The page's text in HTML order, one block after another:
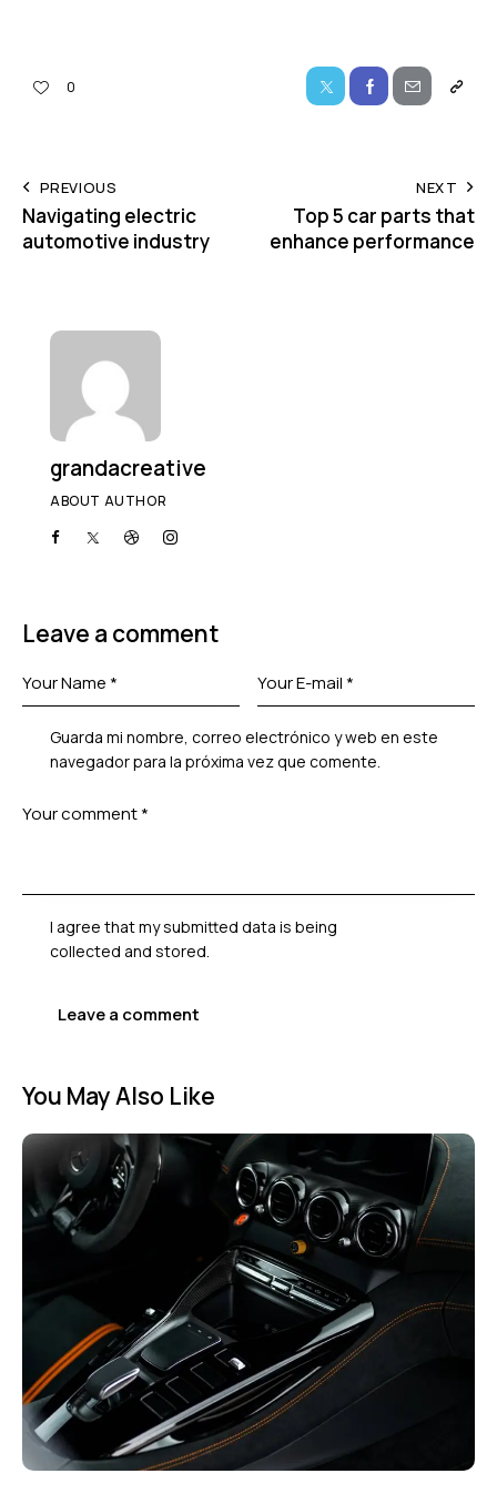
0
PREVIOUS
Navigating electric
automotive industry
NEXT
Top 5 car parts that
enhance performance
grandacreative
ABOUT AUTHOR
Leave a comment
Guarda mi nombre, correo electrónico y web en este
navegador para la próxima vez que comente.
I agree that my submitted data is being
collected and stored.
You May Also Like